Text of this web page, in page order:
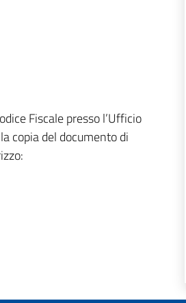
Fiscale presso l’Ufficio
copia del documento di